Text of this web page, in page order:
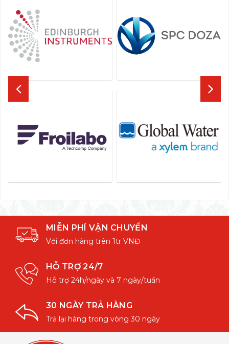
MIỄN PHÍ VẬN CHUYỂN
Với đơn hàng trên 1tr VNĐ
HỖ TRỢ 24/7
Hỗ trợ 24h/ngày và 7 ngày/tuần
30 NGÀY TRẢ HÀNG
Trả lại hàng trong vòng 30 ngày